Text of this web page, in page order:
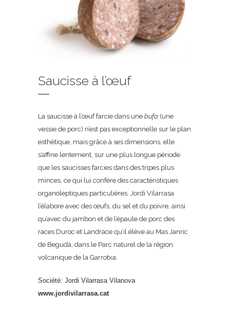
Saucisse à l’œuf
La saucisse à l’œuf farcie dans une bufa (une
vessie de porc) n’est pas exceptionnelle sur le plan
esthétique, mais grâce à ses dimensions, elle
s’affine lentement, sur une plus longue période
que les saucisses farcies dans des tripes plus
minces, ce qui lui confère des caractéristiques
organoleptiques particulières. Jordi Vilarrasa
l’élabore avec des œufs, du sel et du poivre, ainsi
qu’avec du jambon et de l’épaule de porc des
races Duroc et Landrace qu’il élève au Mas Janric
de Begudà, dans le Parc naturel de la région
volcanique de la Garrotxa.
Société: Jordi Vilarrasa Vilanova
www.jordivilarrasa.cat